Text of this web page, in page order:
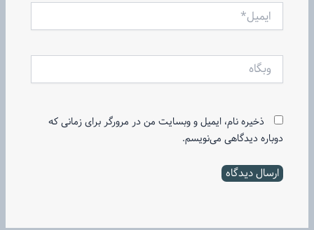
ایمیل*
ذخیره نام، ایمیل و وبسایت من در مرورگر برای زمانی که
دوباره دیدگاهی می‌نویسم.